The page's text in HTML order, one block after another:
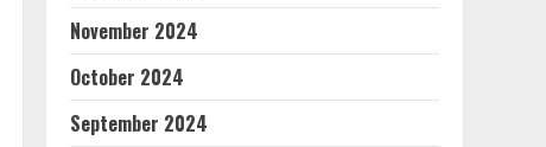
November 2024
October 2024
September 2024